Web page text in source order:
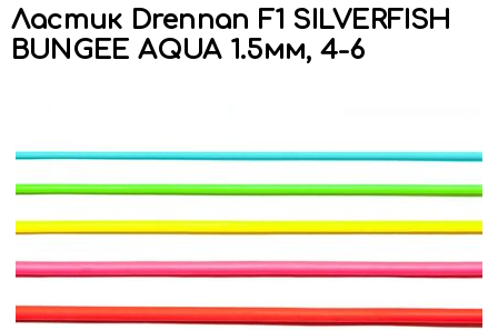
Ластик Drennan F1 SILVERFISH
BUNGEE AQUA 1.5мм, 4-6